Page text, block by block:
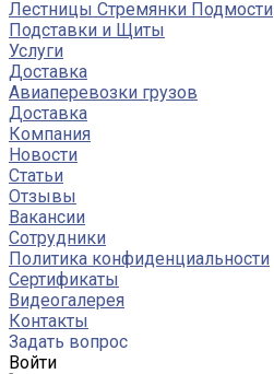
Лестницы Стремянки Подмости
Подставки и Щиты
Услуги
Доставка
Авиаперевозки грузов
Доставка
Компания
Новости
Статьи
Отзывы
Вакансии
Сотрудники
Политика конфиденциальности
Сертификаты
Видеогалерея
Контакты
Задать вопрос
Войти